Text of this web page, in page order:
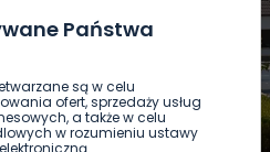
Państwa
są w celu
ofert, sprzedaży usług
a także w celu
w rozumieniu ustawy